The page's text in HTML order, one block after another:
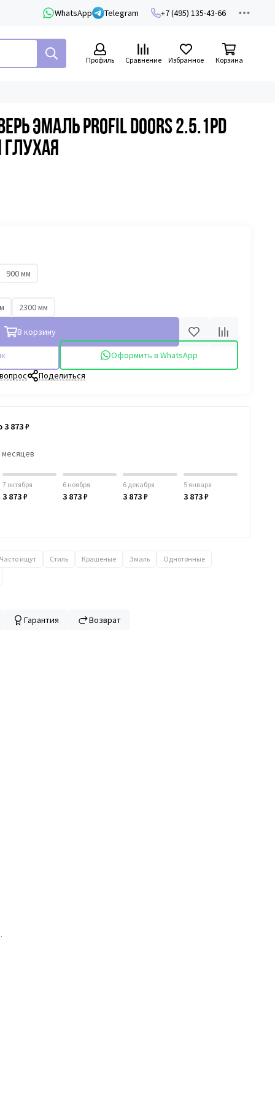
WhatsApp Telegram +7 (495) 135-43-66
Профиль Сравнение Избранное Корзина
эмаль Profil Doors 2.5.1PD
900 мм
2300 мм
В корзину
Оформить в WhatsApp
Поделиться
3 873 ₽
месяцев
7 октября
3 873 ₽
6 ноября
3 873 ₽
6 декабря
3 873 ₽
5 января
3 873 ₽
Часто ищут Стиль Крашеные Эмаль
Однотонные
Гарантия Возврат